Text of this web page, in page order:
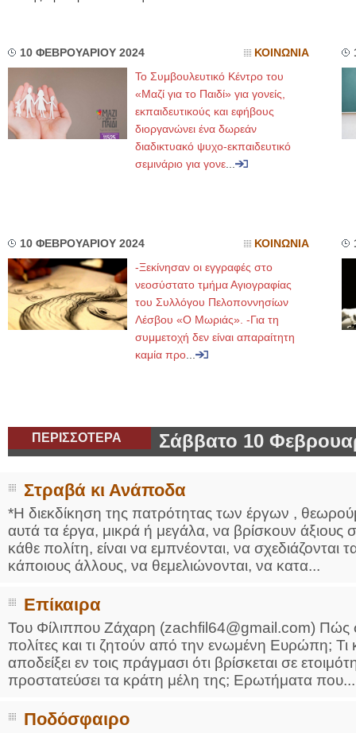
10 ΦΕΒΡΟΥΑΡΙΟΥ 2024 ΚΟΙΝΩΝΙΑ
Το Συμβουλευτικό Κέντρο του
«Μαζί για το Παιδί» για γονείς,
εκπαιδευτικούς και εφήβους
διοργανώνει ένα δωρεάν
διαδικτυακό ψυχο-εκπαιδευτικό
σεμινάριο για γονε
10 ΦΕΒΡΟΥΑΡΙΟΥ 2024 ΚΟΙΝΩΝΙΑ
-Ξεκίνησαν οι εγγραφές στο
νεοσύστατο τμήμα Αγιογραφίας
του Συλλόγου Πελοποννησίων
Λέσβου «Ο Μωριάς». -Για τη
συμμετοχή δεν είναι απαραίτητη
καμία προ
ΠΕΡΙΣΣΟΤΕΡΑ Σάββατο 10
Στραβά κι Ανάποδα
*H διεκδίκηση της πατρότητας των έργων ,
αυτά τα έργα, μικρά ή μεγάλα, να βρίσκουν άξιους
κάθε πολίτη, είναι να εμπνέονται, να
κάποιους άλλους, να θεμελιώνονται, να κατα...
Επίκαιρα
Του Φίλιππου Ζάχαρη (zachfil64@gmail.com) Πώς
πολίτες και τι ζητούν από την ενωμένη Ευρώπη; Τι
αποδείξει εν τοις πράγμασι ότι βρίσκεται σε
προστατεύσει τα κράτη μέλη της; Ερωτήματα που...
Ποδόσφαιρο